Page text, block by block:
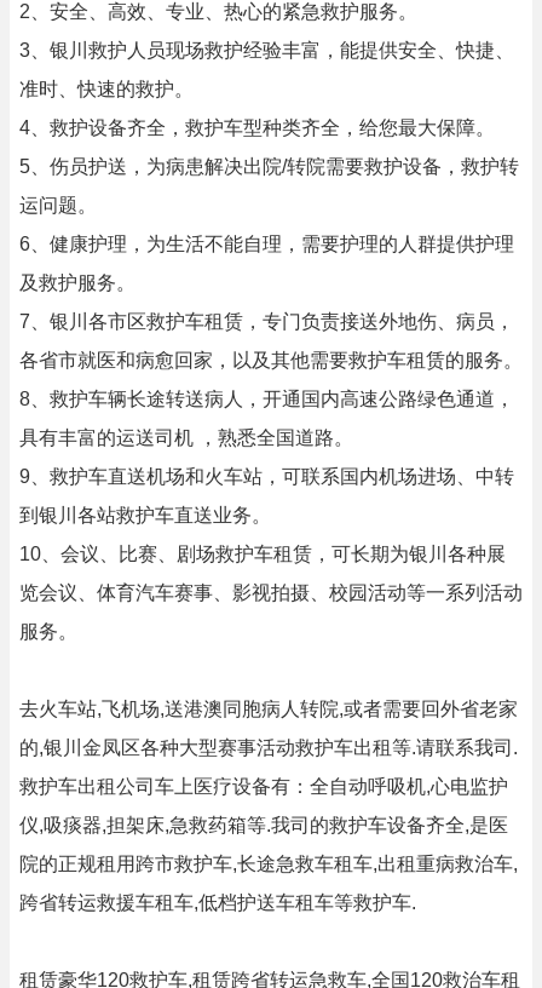
2、安全、高效、专业、热心的紧急救护服务。
3、银川救护人员现场救护经验丰富，能提供安全、快捷、
准时、快速的救护。
4、救护设备齐全，救护车型种类齐全，给您最大保障。
5、伤员护送，为病患解决出院/转院需要救护设备，救护转
运问题。
6、健康护理，为生活不能自理，需要护理的人群提供护理
及救护服务。
7、银川各市区救护车租赁，专门负责接送外地伤、病员，
各省市就医和病愈回家，以及其他需要救护车租赁的服务。
8、救护车辆长途转送病人，开通国内高速公路绿色通道，
具有丰富的运送司机 ，熟悉全国道路。
9、救护车直送机场和火车站，可联系国内机场进场、中转
到银川各站救护车直送业务。
10、会议、比赛、剧场救护车租赁，可长期为银川各种展
览会议、体育汽车赛事、影视拍摄、校园活动等一系列活动
服务。
去火车站,飞机场,送港澳同胞病人转院,或者需要回外省老家
的,银川金凤区各种大型赛事活动救护车出租等.请联系我司.
救护车出租公司车上医疗设备有：全自动呼吸机,心电监护
仪,吸痰器,担架床,急救药箱等.我司的救护车设备齐全,是医
院的正规租用跨市救护车,长途急救车租车,出租重病救治车,
跨省转运救援车租车,低档护送车租车等救护车.
租赁豪华120救护车,租赁跨省转运急救车,全国120救治车租